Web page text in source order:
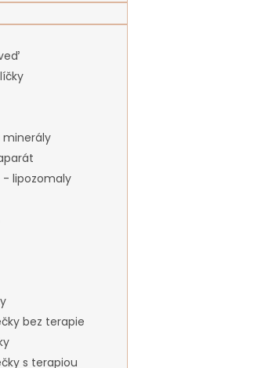
- lipozomaly
bez terapie
s terapiou